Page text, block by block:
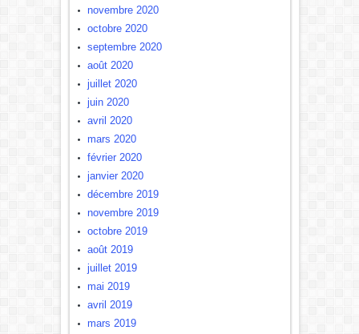
novembre 2020
octobre 2020
septembre 2020
août 2020
juillet 2020
juin 2020
avril 2020
mars 2020
février 2020
janvier 2020
décembre 2019
novembre 2019
octobre 2019
août 2019
juillet 2019
mai 2019
avril 2019
mars 2019